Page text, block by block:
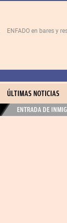
ENFADO en bares y
ÚLTIMAS NOTICIAS
ENTRADA DE